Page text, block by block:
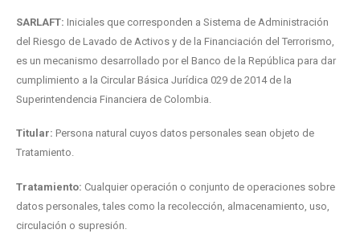
SARLAFT: Iniciales que corresponden a Sistema de Administración
del Riesgo de Lavado de Activos y de la Financiación del Terrorismo,
es un mecanismo desarrollado por el Banco de la República para dar
cumplimiento a la Circular Básica Jurídica 029 de 2014 de la
Superintendencia Financiera de Colombia.
Titular: Persona natural cuyos datos personales sean objeto de
Tratamiento.
Tratamiento: Cualquier operación o conjunto de operaciones sobre
datos personales, tales como la recolección, almacenamiento, uso,
circulación o supresión.